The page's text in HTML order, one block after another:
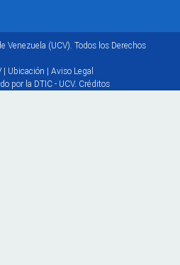
Venezuela (UCV). Todos los Derechos
| Ubicación | Aviso Legal
por la DTIC - UCV. Créditos